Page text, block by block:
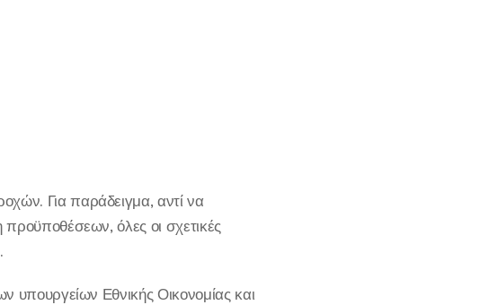
Για παράδειγμα, αντί να
προϋποθέσεων, όλες οι σχετικές
υπουργείων Εθνικής Οικονομίας και